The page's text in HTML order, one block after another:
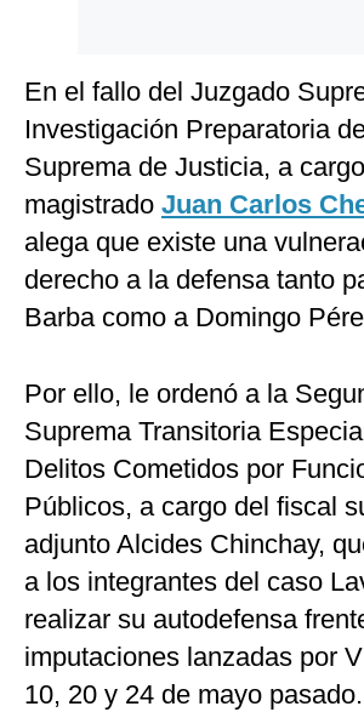
En el fallo del Juzgado
Investigación Preparatoria
Suprema de Justicia, a
magistrado Juan Carlos
alega que existe una
derecho a la defensa tanto
Barba como a Domingo
Por ello, le ordenó a la
Suprema Transitoria
Delitos Cometidos por
Públicos, a cargo del fiscal
adjunto Alcides Chinchay,
a los integrantes del caso
realizar su autodefensa
imputaciones lanzadas por
10, 20 y 24 de mayo pasado.